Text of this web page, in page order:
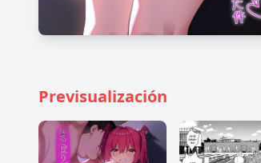
Previsualización